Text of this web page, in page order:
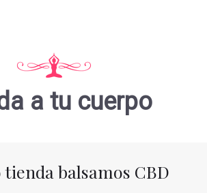
a tu cuerpo
balsamos CBD